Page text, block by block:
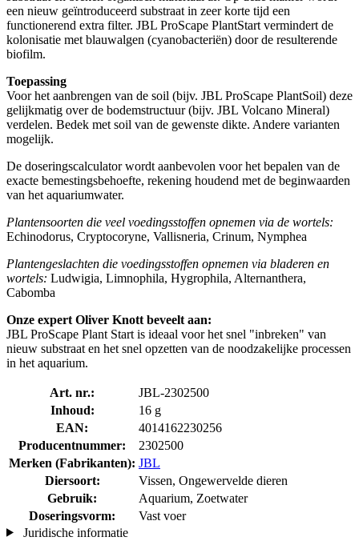
een nieuw geïntroduceerd substraat in zeer korte tijd een
functionerend extra filter. JBL ProScape PlantStart vermindert de
kolonisatie met blauwalgen (cyanobacteriën) door de resulterende
biofilm.
Toepassing
Voor het aanbrengen van de soil (bijv. JBL ProScape PlantSoil) deze
gelijkmatig over de bodemstructuur (bijv. JBL Volcano Mineral)
verdelen. Bedek met soil van de gewenste dikte. Andere varianten
mogelijk.
De doseringscalculator wordt aanbevolen voor het bepalen van de
exacte bemestingsbehoefte, rekening houdend met de beginwaarden
van het aquariumwater.
Plantensoorten die veel voedingsstoffen opnemen via de wortels:
Echinodorus, Cryptocoryne, Vallisneria, Crinum, Nymphea
Plantengeslachten die voedingsstoffen opnemen via bladeren en
wortels: Ludwigia, Limnophila, Hygrophila, Alternanthera,
Cabomba
Onze expert Oliver Knott beveelt aan:
JBL ProScape Plant Start is ideaal voor het snel "inbreken" van
nieuw substraat en het snel opzetten van de noodzakelijke processen
in het aquarium.
Art. nr.:
JBL-2302500
Inhoud:
16 g
EAN:
4014162230256
Producentnummer:
2302500
Merken (Fabrikanten): JBL
Diersoort:
Vissen, Ongewervelde dieren
Gebruik:
Aquarium, Zoetwater
Doseringsvorm:
Vast voer
Juridische informatie